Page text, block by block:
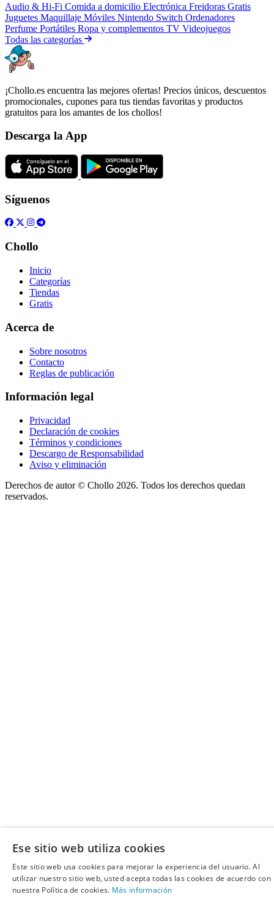
Audio & Hi-Fi Comida a domicilio Electrónica Freidoras Gratis
Juguetes Maquillaje Móviles Nintendo Switch Ordenadores
Perfume Portátiles Ropa y complementos TV Videojuegos
Todas las categorías
¡Chollo.es encuentra las mejores ofertas! Precios únicos, descuentos
promocionales, cupones para tus tiendas favoritas y productos
gratuitos para los amantes de los chollos!
Descarga la App
Síguenos
Chollo
Inicio
Categorías
Tiendas
Gratis
Acerca de
Sobre nosotros
Contacto
Reglas de publicación
Información legal
Privacidad
Declaración de cookies
Términos y condiciones
Descargo de Responsabilidad
Aviso y eliminación
Derechos de autor © Chollo 2026. Todos los derechos quedan
reservados.
Ese sitio web utiliza cookies
Este sitio web usa cookies para mejorar la experiencia del usuario. Al
utilizar nuestro sitio web, usted acepta todas las cookies de acuerdo con
nuestra Política de cookies. Más información